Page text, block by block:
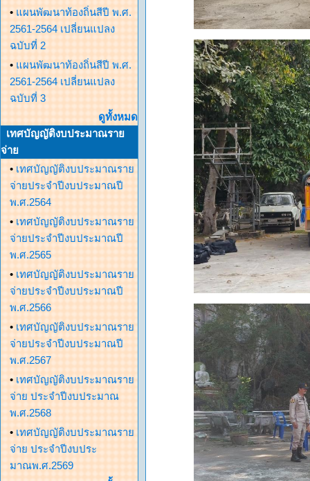
• แผนพัฒนาท้องถิ่นสีปี พ.ศ.
2561-2564 เปลี่ยนแปลง
ฉบับที่ 2
• แผนพัฒนาท้องถิ่นสีปี พ.ศ.
2561-2564 เปลี่ยนแปลง
ฉบับที่ 3
ดูทั้งหมด
เทศบัญญัติงบประมาณราย
จ่าย
• เทศบัญญัติงบประมาณราย
จ่ายประจำปีงบประมาณปี
พ.ศ.2564
• เทศบัญญัติงบประมาณราย
จ่ายประจำปีงบประมาณปี
พ.ศ.2565
• เทศบัญญัติงบประมาณราย
จ่ายประจำปีงบประมาณปี
พ.ศ.2566
• เทศบัญญัติงบประมาณราย
จ่ายประจำปีงบประมาณปี
พ.ศ.2567
• เทศบัญญัติงบประมาณราย
จ่าย ประจำปีงบประมาณ
พ.ศ.2568
• เทศบัญญัติงบประมาณราย
จ่าย ประจำปีงบประ
มาณพ.ศ.2569